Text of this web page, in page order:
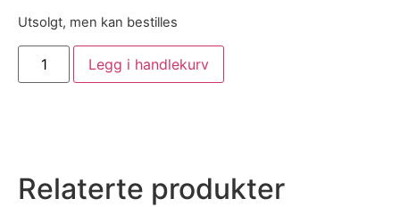
Utsolgt, men kan bestilles
Legg i handlekurv
Relaterte produkter